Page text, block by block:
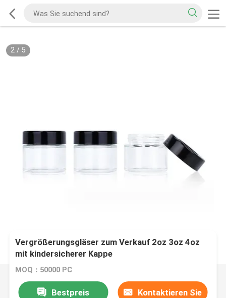
2/ 5
Vergrößerungsgläser zum Verkauf 2oz 3oz 4oz
mit kindersicherer Kappe
MOQ：50000 PC
Bestpreis Kontaktieren Sie